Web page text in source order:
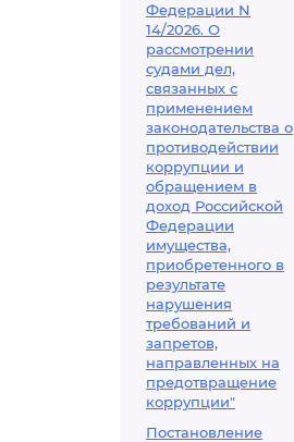
Федерации N
14/2026. О
рассмотрении
судами дел,
связанных с
применением
законодательства о
противодействии
коррупции и
обращением в
доход Российской
Федерации
имущества,
приобретенного в
результате
нарушения
требований и
запретов,
направленных на
предотвращение
коррупции"
Постановление